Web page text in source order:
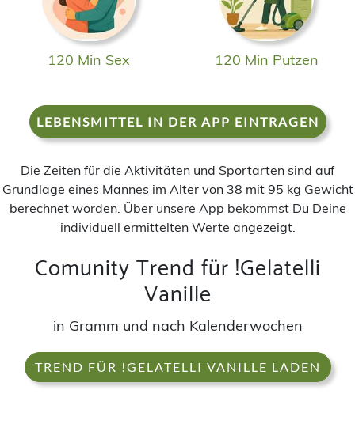
120 Min Sex 120 Min Putzen
LEBENSMITTEL IN DER APP EINTRAGEN
Die Zeiten für die Aktivitäten und Sportarten sind auf
Grundlage eines Mannes im Alter von 38 mit 95 kg Gewicht
berechnet worden. Über unsere App bekommst Du Deine
individuell ermittelten Werte angezeigt.
Comunity Trend für !Gelatelli
Vanille
in Gramm und nach Kalenderwochen
TREND FÜR !GELATELLI VANILLE LADEN